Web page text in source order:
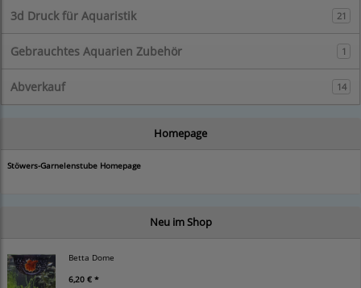
3d Druck für Aquaristik 21
Gebrauchtes Aquarien Zubehör 1
Abverkauf 14
Homepage
Stöwers-Garnelenstube Homepage
Neu im Shop
Betta Dome
6,20 € *